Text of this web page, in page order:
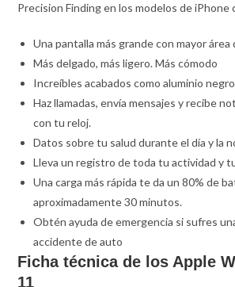
Precision Finding en los modelos de iPhone
Una pantalla más grande con mayor área
Más delgado, más ligero. Más cómodo
Increíbles acabados como aluminio
Haz llamadas, envía mensajes y recibe
con tu reloj.
Datos sobre tu salud durante el día y la
Lleva un registro de toda tu actividad y
Una carga más rápida te da un 80% de
aproximadamente 30 minutos.
Obtén ayuda de emergencia si sufres
accidente de auto
Ficha técnica de los Apple
11